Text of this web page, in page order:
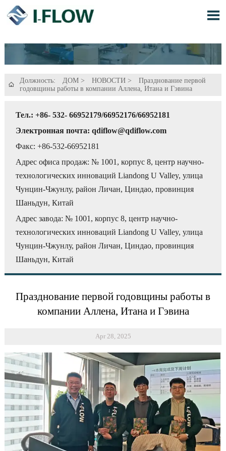


Должность: ДОМ> НОВОСТИ>
Празднование первой
годовщины работы в компании Аллена, Итана и Гэвина
Тел.: +86- 532- 66952179/66952176/66952181
Электронная почта: qdiflow@qdiflow.com
Факс: +86-532-66952181
Адрес офиса продаж: № 1001, корпус 8, центр научно-
технологических инноваций Liandong U Valley, улица
Чунцин-Чжунлу, район Личан, Циндао, провинция
Шаньдун, Китай
Адрес завода: № 1001, корпус 8, центр научно-
технологических инноваций Liandong U Valley, улица
Чунцин-Чжунлу, район Личан, Циндао, провинция
Шаньдун, Китай
Празднование первой годовщины работы в
компании Аллена, Итана и Гэвина
Apr 28, 2025